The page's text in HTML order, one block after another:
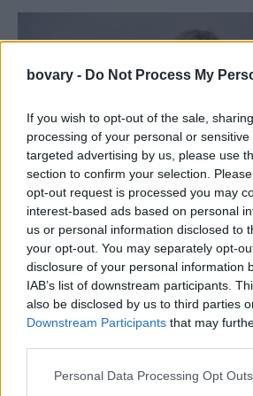
bovary - Do Not Process My
If you wish to opt-out of the sale,
processing of your personal or
targeted advertising by us, please use
section to confirm your selection.
opt-out request is processed you may
interest-based ads based on personal
us or personal information disclosed to
your opt-out. You may separately opt-
disclosure of your personal information
IAB’s list of downstream participants.
also be disclosed by us to third parties
Downstream Participants that may
Personal Data Processing Opt Outs
PEOPLE AND STYLE
H Κάμερον Ντίαζ υιοθέτησε τo
λατρεύουν οι στιλίστες
GLAM & STARS ⸻24 JAN 2025